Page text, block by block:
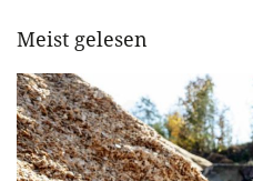
Meist gelesen